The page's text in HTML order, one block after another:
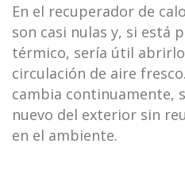
En el recuperador de
son casi nulas y, si está
térmico, sería útil
circulación de aire
cambia continuamente,
nuevo del exterior sin
en el ambiente.